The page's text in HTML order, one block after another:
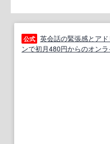
公式 英会話の緊張感とア
ンで初月480円からのオンラ